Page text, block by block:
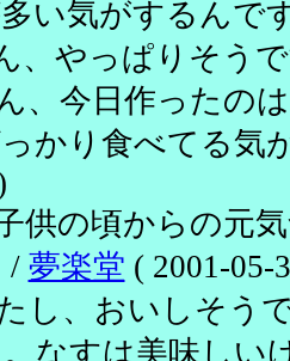
い気がするんで
、やっぱりそう
、今日作ったの
かり食べてる気
供の頃からの元
/ 夢楽堂 ( 2001-05-
し、おいしそう
なすは美味しい